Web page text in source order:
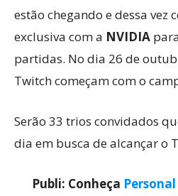
estão chegando e dessa vez
exclusiva com a NVIDIA
partidas. No dia 26 de
Twitch começam com o
Serão 33 trios convidados
dia em busca de alcançar o
Publi: Conheça